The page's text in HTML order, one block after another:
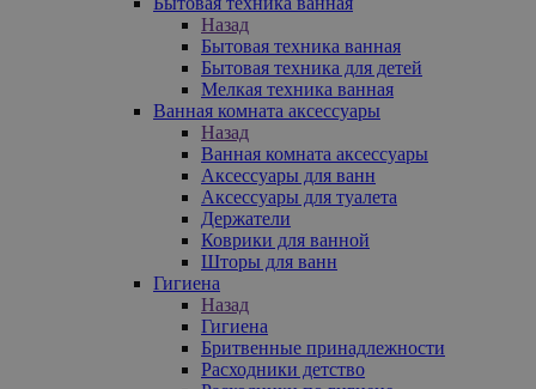
Назад
Бытовая техника ванная
Бытовая техника для детей
Мелкая техника ванная
Ванная комната аксессуары
Назад
Ванная комната аксессуары
Аксессуары для ванн
Аксессуары для туалета
Держатели
Коврики для ванной
Шторы для ванн
Гигиена
Назад
Гигиена
Бритвенные принадлежности
Расходники детство